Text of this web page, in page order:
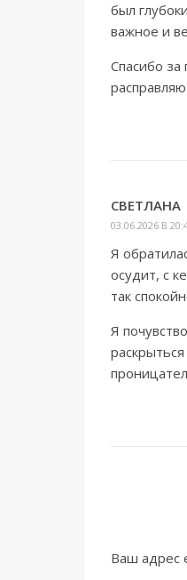
был
важное и
Спасибо
СВЕТЛАНА
03.06.2026 В
Я
осудит, с
так
Я
Ваш адрес